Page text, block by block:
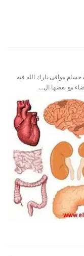
موافى بارك الله فيه
مع بعضها ال…